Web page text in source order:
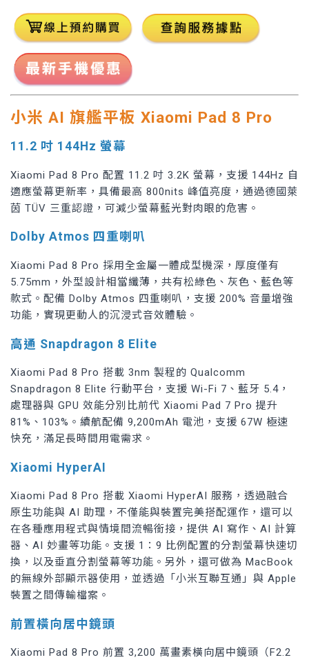
小米 AI 旗艦平板 Xiaomi Pad 8 Pro
11.2 吋 144Hz 螢幕
Xiaomi Pad 8 Pro 配置 11.2 吋 3.2K 螢幕，支援 144Hz 自
適應螢幕更新率，具備最高 800nits 峰值亮度，通過德國萊
茵 TÜV 三重認證，可減少螢幕藍光對肉眼的危害。
Dolby Atmos 四重喇叭
Xiaomi Pad 8 Pro 採用全金屬一體成型機深，厚度僅有
5.75mm，外型設計相當纖薄，共有松綠色、灰色、藍色等
款式。配備 Dolby Atmos 四重喇叭，支援 200% 音量增強
功能，實現更動人的沉浸式音效體驗。
高通 Snapdragon 8 Elite
Xiaomi Pad 8 Pro 搭載 3nm 製程的 Qualcomm
Snapdragon 8 Elite 行動平台，支援 Wi-Fi 7、藍牙 5.4，
處理器與 GPU 效能分別比前代 Xiaomi Pad 7 Pro 提升
81%、103%。續航配備 9,200mAh 電池，支援 67W 極速
快充，滿足長時間用電需求。
Xiaomi HyperAI
Xiaomi Pad 8 Pro 搭載 Xiaomi HyperAI 服務，透過融合
原生功能與 AI 助理，不僅能與裝置完美搭配運作，還可以
在各種應用程式與情境間流暢銜接，提供 AI 寫作、AI 計算
器、AI 妙畫等功能。支援 1：9 比例配置的分割螢幕快速切
換，以及垂直分割螢幕等功能。另外，還可做為 MacBook
的無線外部顯示器使用，並透過「小米互聯互通」與 Apple
裝置之間傳輸檔案。
前置橫向居中鏡頭
Xiaomi Pad 8 Pro 前置 3,200 萬畫素橫向居中鏡頭（F2.2